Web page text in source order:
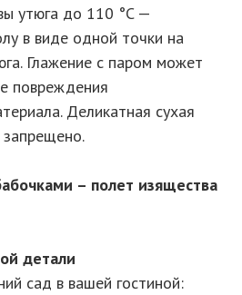
утюга до 110 °C —
в виде одной точки на
Глажение с паром может
повреждения
Деликатная сухая
запрещено.
– полет изящества
детали
сад в вашей гостиной: